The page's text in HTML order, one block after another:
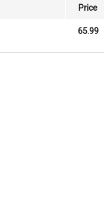
Price
65.99